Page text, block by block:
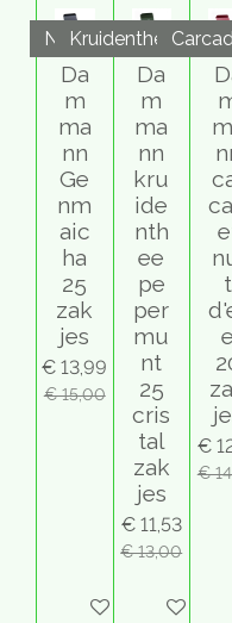
Nieuw
Da
m
ma
nn
Ge
nm
aic
ha
25
zak
jes
€ 13,99
€ 15,00
In winkelwagen
Kruidenthee
Da
m
ma
nn
kru
ide
nth
ee
pe
per
mu
nt
25
cris
tal
zak
jes
€ 11,53
€ 13,00
Houd mij
t
e
€
€